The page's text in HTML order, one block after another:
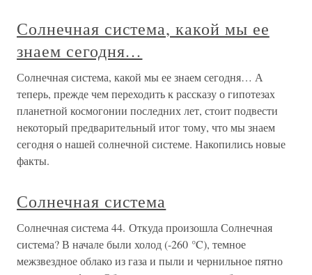
Солнечная система, какой мы ее
знаем сегодня…
Солнечная система, какой мы ее знаем сегодня… А
теперь, прежде чем переходить к рассказу о гипотезах
планетной космогонии последних лет, стоит подвести
некоторый предварительный итог тому, что мы знаем
сегодня о нашей солнечной системе. Накопились новые
факты.
Солнечная система
Солнечная система 44. Откуда произошла Солнечная
система? В начале были холод (-260 °C), темное
межзвездное облако из газа и пыли и чернильное пятно